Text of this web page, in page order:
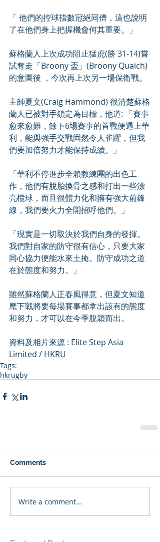
「 他們的控球指數冠絕同儕，這也說明
了在他們身上把握機會何其重要。」
蘇格蘭人上次成功阻止猛虎(勝 31-14)嘗
試奪走「Broony 盃」(Broony Quaich)
的意圖後 ，今次再上次另一場保衛戰。
主帥夏文(Craig Hammond) 很清楚蘇格
蘭人已被對手鎖定為目標，他道: 「賽事
愈來愈難，餘下6場賽事的首戰便遇上華
利，能與強手交戰固然令人雀躍，但我
們要加倍努力才能保持成續。」
「華利不停進步全賴教練團的出色工
作，他們有脫胎換骨之感和打出一些漂
亮欖球，而且很體力化和擁有強大前鋒
線，我們要火力全開招呼他們。」
「現實是一切取決於我們自身的發揮。
我們對自家的防守很有信心，只要大家
同心協力便能水來土掩。防守成功之道
在於態度和努力。」
雖然蘇格蘭人正春風得意，但夏文知道
麾下戰將要每場賽事都拿出該有的態度
和努力，才可以在今季脫穎而出。
資料及相片來源 : Elite Step Asia
Limited / HKRU
Tags:
hkrugby
Comments
Write a comment...